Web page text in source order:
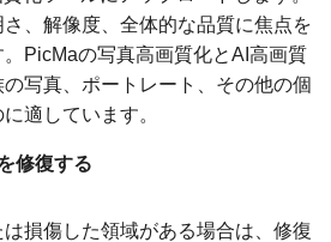
、解像度、全体的な品質に焦点を
PicMaの写真高画質化とAI高画質
写真、ポートレート、その他の個
適しています。
修復する
損傷した領域がある場合は、修復